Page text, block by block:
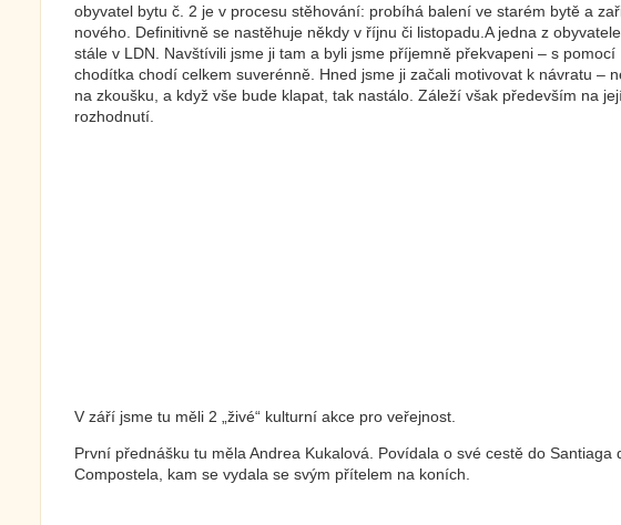
obyvatel bytu č. 2 je v procesu stěhování: probíhá balení ve starém bytě a
nového. Definitivně se nastěhuje někdy v říjnu či listopadu.A jedna z
stále v LDN. Navštívili jsme ji tam a byli jsme příjemně překvapeni – s pomocí
chodítka chodí celkem suverénně. Hned jsme ji začali motivovat k návratu –
na zkoušku, a když vše bude klapat, tak nastálo. Záleží však především na
rozhodnutí.
V září jsme tu měli 2 „živé“ kulturní akce pro veřejnost.
První přednášku tu měla Andrea Kukalová. Povídala o své cestě do Santiaga
Compostela, kam se vydala se svým přítelem na koních.